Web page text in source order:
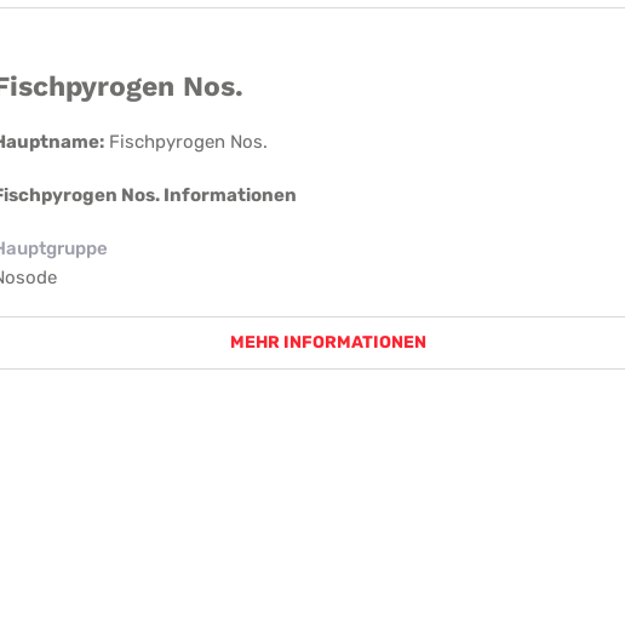
Nos.
Fischpyrogen Nos.
Nos. Informationen
MEHR INFORMATIONEN